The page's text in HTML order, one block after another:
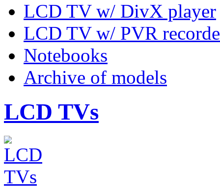
LCD TV w/ DivX player
LCD TV w/ PVR
Notebooks
Archive of models
LCD TVs